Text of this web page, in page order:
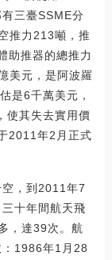
三臺SSME分
推力213噸，推
助推器的總推力
美元，是阿波羅
是6千萬美元，
使其失去實用價
2011年2月正式
，到2011年7
十年間航天飛
，達39次。航
：1986年1月28